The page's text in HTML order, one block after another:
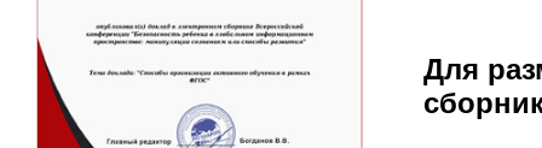
Для